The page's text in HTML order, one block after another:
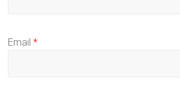
Email*